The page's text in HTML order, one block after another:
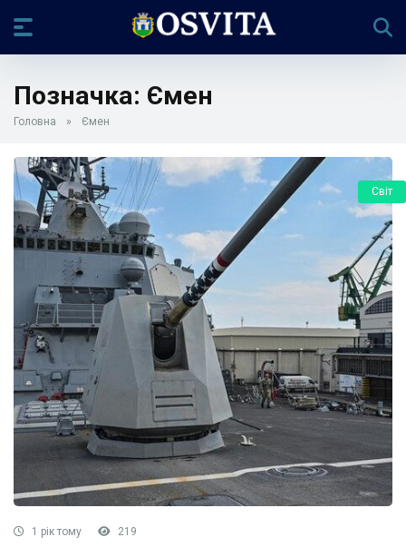
Позначка: Ємен
Головна » Ємен
Світ
1 рік тому 219